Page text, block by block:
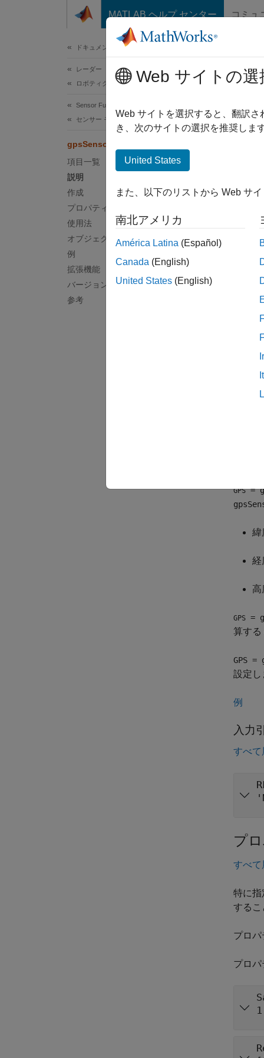
コンテンツへスキップ
MATLAB ヘルプ センター コミュ
ドキュメンテーションのホーム
レーダー
ロボティクスおよび自律システム
Sensor Fusion and Tracking Toolbox
センサー モデル
gpsSensor
項目一覧
説明
作成
プロパティ
使用法
オブジェクト関数
例
拡張機能
バージョン履歴
参考
GPS
ジェク
GPS
作成
GPS=
緯
経
高
GPS =
算する
GPS =
設定し
例
入力
すべて
プ
すべて
特に指
するこ
プロ
プロパ
1
Web サイトの選
Web サイトを選択すると、翻訳
き、次のサイトの選択を推奨しま
United States
また、以下のリストから Web サ
南北アメリカ
América Latina (Español)
Canada (English)
United States (English)